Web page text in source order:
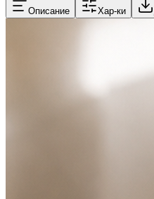
Описание Хар-ки